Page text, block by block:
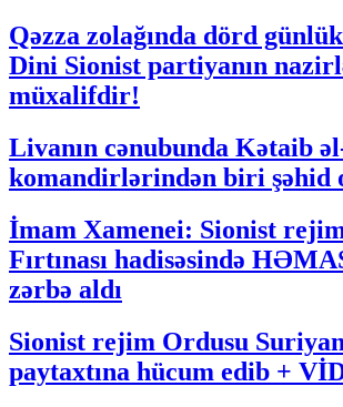
Qəzza zolağında dörd
Dini Sionist partiyanın
müxalifdir!
Livanın cənubunda Kətaib
komandirlərindən biri şəhid
İmam Xamenei: Sionist
Fırtınası hadisəsində
zərbə aldı
Sionist rejim Ordusu
paytaxtına hücum edib +